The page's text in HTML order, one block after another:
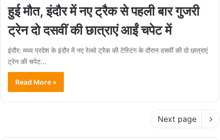
हुई मौत, इंदौर में नए ट्रैक से पहली बार गुजरी
ट्रेन दो दसवीं की छात्राएं आईं चपेट में
इंदौर: मध्य प्रदेश के इंदौर में नए रेलवे ट्रैक की टेस्टिंग के दौरान दसवीं की दो छात्राएं
ट्रेन की चपेट…
Read More »
Next page